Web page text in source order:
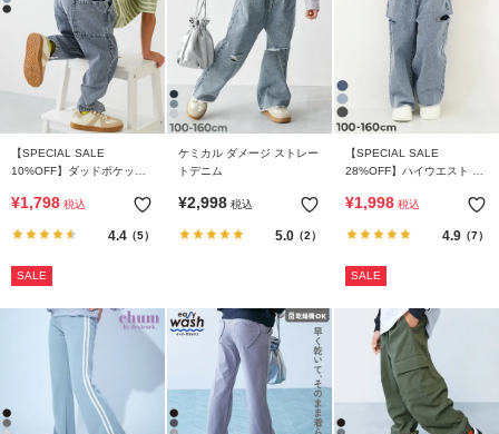
【SPECIAL SALE
10%OFF】ダッドポケット
ツ
¥1,798 税込
4.4（5）
SALE
ケミカル ダメージ ストレー
トデニム
¥2,998 税込
5.0（2）
【SPECIAL SALE
28%OFF】ハイウエスト カ
¥1,998 税込
4.9（7）
SALE